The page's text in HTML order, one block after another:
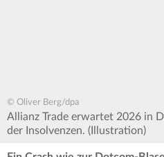
© Oliver Berg/dpa
Allianz Trade erwartet 2026 in
der Insolvenzen. (Illustration)